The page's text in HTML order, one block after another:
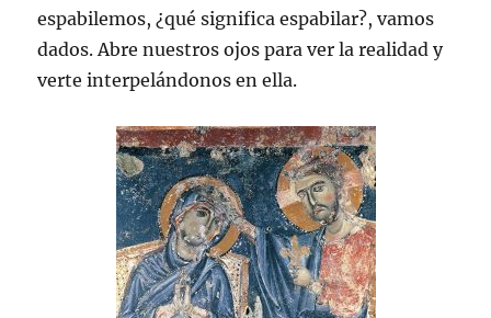
espabilemos, ¿qué significa espabilar?, vamos
dados. Abre nuestros ojos para ver la realidad y
verte interpelándonos en ella.